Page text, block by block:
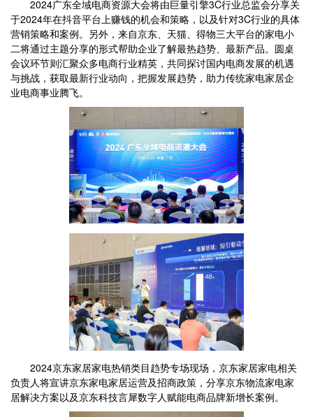
2024广东全域电商资源大会将由巨量引擎3C行业总监会分享关
于2024年在抖音平台上赚钱的机会和策略，以及针对3C行业的具体
营销策略和案例。另外，来自京东、天猫、得物三大平台的家电小
二将通过主题分享的形式帮助企业了解最热趋势、最新产品。圆桌
会议环节则汇聚众多电商行业精英，共同探讨国内电商发展的机遇
与挑战，获取最新行业动向，把握发展趋势，助力传统家电家居企
业电商事业腾飞。
2024京东家居家电热销类目趋势专场现场，京东家居家电相关
负责人将宣讲京东家电家居运营及招商政策，分享京东物流家电家
居解决方案以及京东科技言犀数字人赋能电商品牌新增长案例。